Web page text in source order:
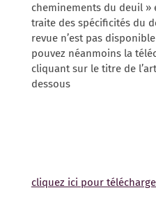
cheminements du deuil »
traite des spécificités du
revue n’est pas
pouvez néanmoins la
cliquant sur le titre de
dessous
cliquez ici pour